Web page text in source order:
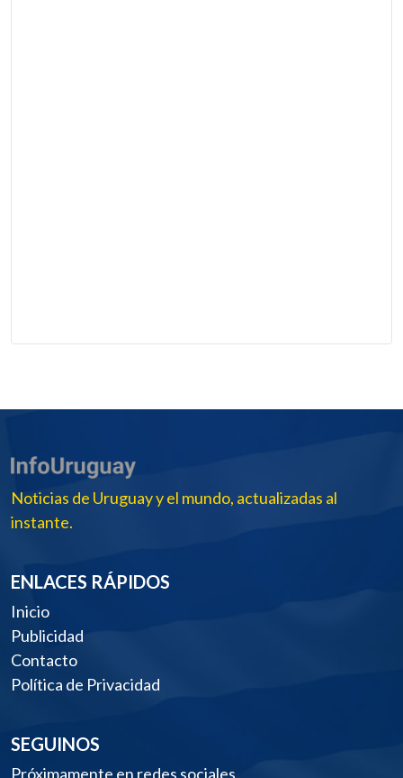
Noticias de Uruguay y el mundo, actualizadas al
instante.
ENLACES RÁPIDOS
Inicio
Publicidad
Contacto
Política de Privacidad
SEGUINOS
Próximamente en redes sociales.